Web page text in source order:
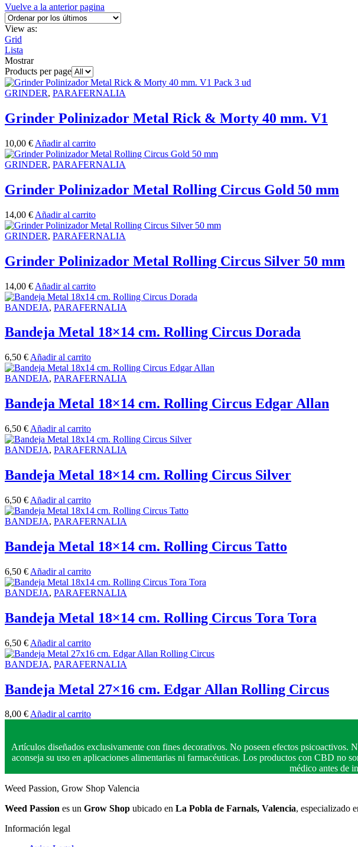
Vuelve a la anterior pagina
View as:
Grid
Lista
Mostrar
Products per page
GRINDER, PARAFERNALIA
Grinder Polinizador Metal Rick & Morty 40 mm. V1
10,00 € Añadir al carrito
GRINDER, PARAFERNALIA
Grinder Polinizador Metal Rolling Circus Gold 50 mm
14,00 € Añadir al carrito
GRINDER, PARAFERNALIA
Grinder Polinizador Metal Rolling Circus Silver 50 mm
14,00 € Añadir al carrito
BANDEJA, PARAFERNALIA
Bandeja Metal 18×14 cm. Rolling Circus Dorada
6,50 € Añadir al carrito
BANDEJA, PARAFERNALIA
Bandeja Metal 18×14 cm. Rolling Circus Edgar Allan
6,50 € Añadir al carrito
BANDEJA, PARAFERNALIA
Bandeja Metal 18×14 cm. Rolling Circus Silver
6,50 € Añadir al carrito
BANDEJA, PARAFERNALIA
Bandeja Metal 18×14 cm. Rolling Circus Tatto
6,50 € Añadir al carrito
BANDEJA, PARAFERNALIA
Bandeja Metal 18×14 cm. Rolling Circus Tora Tora
6,50 € Añadir al carrito
BANDEJA, PARAFERNALIA
Bandeja Metal 27×16 cm. Edgar Allan Rolling Circus
8,00 €Añadir al carrito
Artículos diseñados exclusivamente con fines decorativos. No poseen efectos
aconseja su uso en aplicaciones alimentarias ni farmacéuticas. Los productos con CBD no
médico antes de
Weed Passion, Grow Shop Valencia
Weed Passion es un Grow Shop ubicado en La Pobla de Farnals, Valencia, especializado
Información legal